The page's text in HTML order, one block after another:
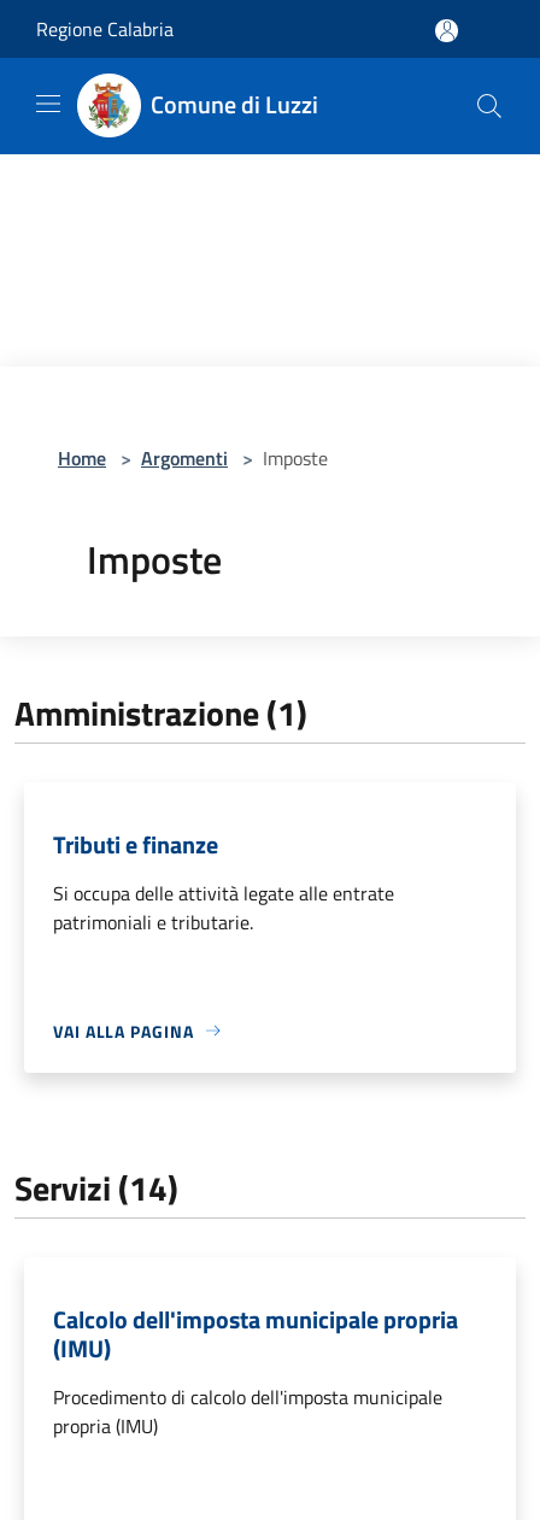
Regione Calabria
Comune di Luzzi
Home > Argomenti > Imposte
Imposte
Amministrazione (1)
Tributi e finanze
Si occupa delle attività legate alle entrate
patrimoniali e tributarie.
VAI ALLA PAGINA
Servizi (14)
Calcolo dell'imposta municipale propria
(IMU)
Procedimento di calcolo dell'imposta municipale
propria (IMU)